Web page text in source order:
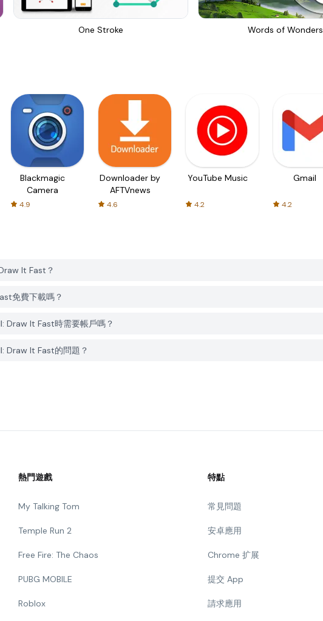
One Stroke Words of Wonders
Blackmagic
Camera
4.9
Downloader by
AFTVnews
4.6
YouTube Music
4.2
Gmail
4.2
It Fast？
免費下載嗎？
Draw It Fast時需要帳戶嗎？
Draw It Fast的問題？
熱門遊戲
My Talking Tom
Temple Run 2
Free Fire: The Chaos
PUBG MOBILE
Roblox
特點
常見問題
安卓應用
Chrome 扩展
提交 App
請求應用